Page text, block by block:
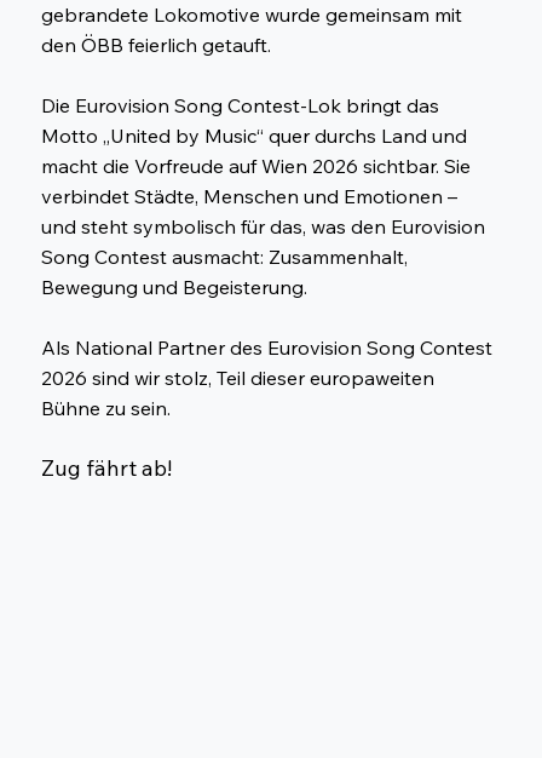
gebrandete Lokomotive wurde gemeinsam mit
den ÖBB feierlich getauft.
Die Eurovision Song Contest-Lok bringt das
Motto „United by Music“ quer durchs Land und
macht die Vorfreude auf Wien 2026 sichtbar. Sie
verbindet Städte, Menschen und Emotionen –
und steht symbolisch für das, was den Eurovision
Song Contest ausmacht: Zusammenhalt,
Bewegung und Begeisterung.
Als National Partner des Eurovision Song Contest
2026 sind wir stolz, Teil dieser europaweiten
Bühne zu sein.
Zug fährt ab!